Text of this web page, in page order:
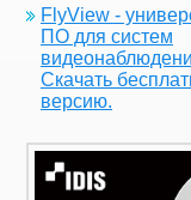
FlyView -
ПО для систем
Скачать
версию.